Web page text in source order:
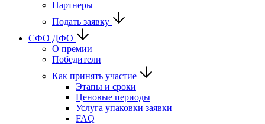
Партнеры
Подать заявку
CФО ДФО
О премии
Победители
Как принять участие
Этапы и сроки
Ценовые периоды
Услуга упаковки заявки
FAQ